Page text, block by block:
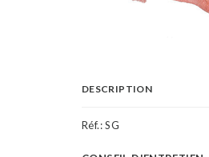
DESCRIPTION
Réf.:SG